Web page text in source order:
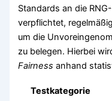
Standards an die
verpflichtet,
um die
zu belegen. Hierbei
Fairness anhand
Testkategorie